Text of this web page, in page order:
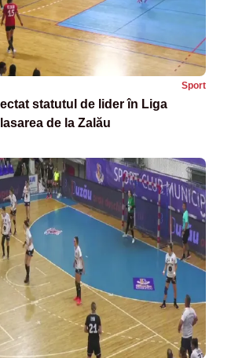
Sport
statutul de lider în Liga
de la Zalău